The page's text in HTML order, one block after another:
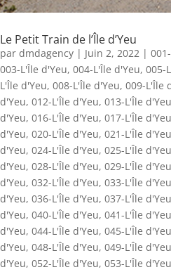
Le Petit Train de l’Île d’Yeu
par dmdagency | Juin 2, 2022 |
003-L'Île d'Yeu, 004-L'Île d'Yeu, 005-
L'Île d'Yeu, 008-L'Île d'Yeu, 009-L'Île
d'Yeu, 012-L'Île d'Yeu, 013-L'Île d'Yeu
d'Yeu, 016-L'Île d'Yeu, 017-L'Île d'Yeu
d'Yeu, 020-L'Île d'Yeu, 021-L'Île d'Yeu
d'Yeu, 024-L'Île d'Yeu, 025-L'Île d'Yeu
d'Yeu, 028-L'Île d'Yeu, 029-L'Île d'Yeu
d'Yeu, 032-L'Île d'Yeu, 033-L'Île d'Yeu
d'Yeu, 036-L'Île d'Yeu, 037-L'Île d'Yeu
d'Yeu, 040-L'Île d'Yeu, 041-L'Île d'Yeu
d'Yeu, 044-L'Île d'Yeu, 045-L'Île d'Yeu
d'Yeu, 048-L'Île d'Yeu, 049-L'Île d'Yeu
d'Yeu, 052-L'Île d'Yeu, 053-L'Île d'Yeu